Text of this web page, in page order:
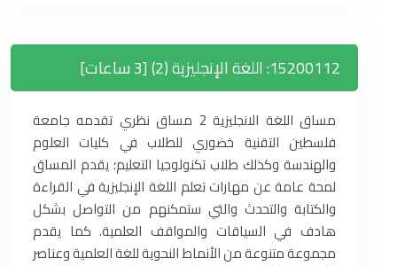
15200112: اللغة الإنجليزية (2) [3 ساعات]
مساق اللغة الانجليزية 2 مساق نظري تقدمه جامعة
فلسطين التقنية خضوري للطلاب في كليات العلوم
والهندسة وكذلك طلاب تكنولوجيا التعليم؛ يقدم المساق
لمحة عامة عن مهارات تعلم اللغة الإنجليزية في القراءة
والكتابة والتحدث والتي ستمكنهم من التواصل بشكل
هادف في السياقات والمواقف العلمية. كما يقدم
مجموعة متنوعة من الأنماط النحوية للغة العلمية وعناصر